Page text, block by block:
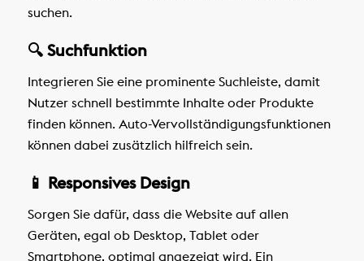
suchen.
🔍 Suchfunktion
Integrieren Sie eine prominente Suchleiste, damit
Nutzer schnell bestimmte Inhalte oder Produkte
finden können. Auto-Vervollständigungsfunktionen
können dabei zusätzlich hilfreich sein.
📱 Responsives Design
Sorgen Sie dafür, dass die Website auf allen
Geräten, egal ob Desktop, Tablet oder
Smartphone, optimal angezeigt wird. Ein